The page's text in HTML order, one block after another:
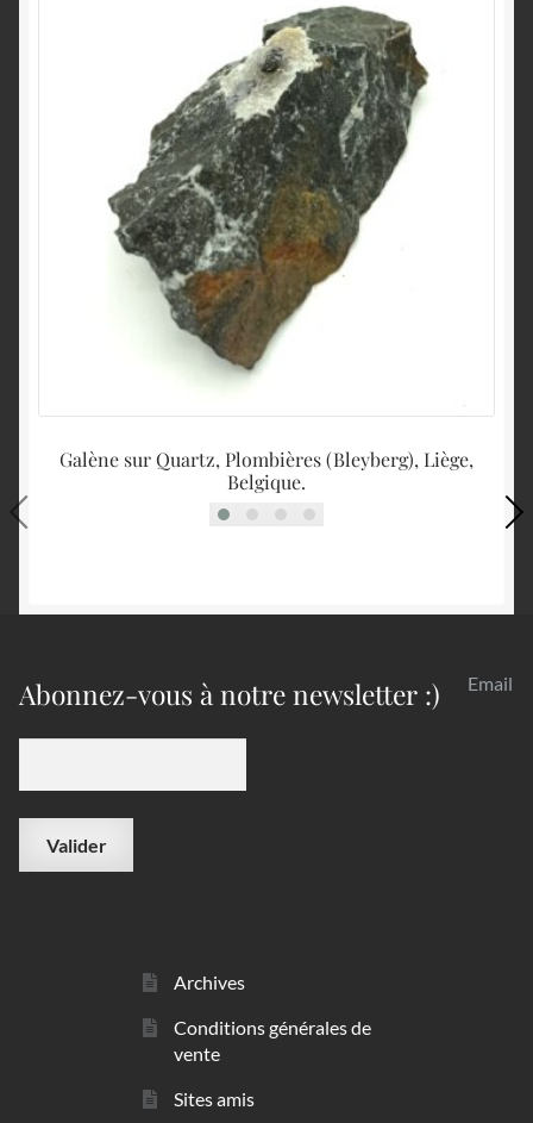
Galène sur Quartz, Plombières (Bleyberg), Liège,
Belgique.
Abonnez-vous à notre newsletter :) Email
Archives
Conditions générales de
vente
Sites amis